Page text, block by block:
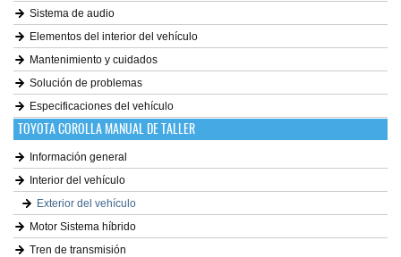
Sistema de audio
Elementos del interior del vehículo
Mantenimiento y cuidados
Solución de problemas
Especificaciones del vehículo
TOYOTA COROLLA MANUAL DE TALLER
Información general
Interior del vehículo
Exterior del vehículo
Motor Sistema híbrido
Tren de transmisión